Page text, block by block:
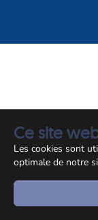
Ce site
Les cookies sont
optimale de notre